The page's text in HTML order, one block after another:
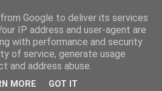
Google to deliver its services
IP address and user-agent are
with performance and security
of service, generate usage
and address abuse.
MORE GOT IT